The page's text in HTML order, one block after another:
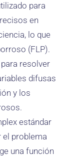
para
en
lo que
(FLP).
resolver
difusas
y los
estándar
el problema
una función